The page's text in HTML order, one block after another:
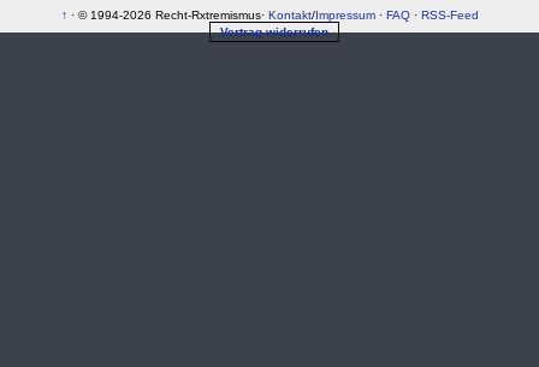
↑ · © 1994-2026 Recht-Rxtremismus· Kontakt/Impressum· FAQ· RSS-Feed
Vertrag widerrufen